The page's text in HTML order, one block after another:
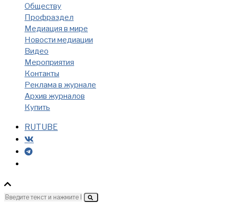
Обществу
Профраздел
Медиация в мире
Новости медиации
Видео
Мероприятия
Контакты
Реклама в журнале
Архив журналов
Купить
RUTUBE